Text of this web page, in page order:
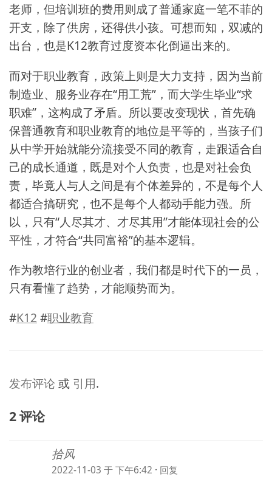
老师，但培训班的费用则成了普通家庭一笔不菲的
开支，除了供房，还得供小孩。可想而知，双减的
出台，也是K12教育过度资本化倒逼出来的。
而对于职业教育，政策上则是大力支持，因为当前
制造业、服务业存在“用工荒”，而大学生毕业“求
职难”，这构成了矛盾。所以要改变现状，首先确
保普通教育和职业教育的地位是平等的，当孩子们
从中学开始就能分流接受不同的教育，走跟适合自
己的成长通道，既是对个人负责，也是对社会负
责，毕竟人与人之间是有个体差异的，不是每个人
都适合搞研究，也不是每个人都动手能力强。所
以，只有“人尽其才、才尽其用”才能体现社会的公
平性，才符合“共同富裕”的基本逻辑。
作为教培行业的创业者，我们都是时代下的一员，
只有看懂了趋势，才能顺势而为。
#K12 #职业教育
发布评论 或 引用.
2 评论
拾风
2022-11-03 于 下午6:42 · 回复